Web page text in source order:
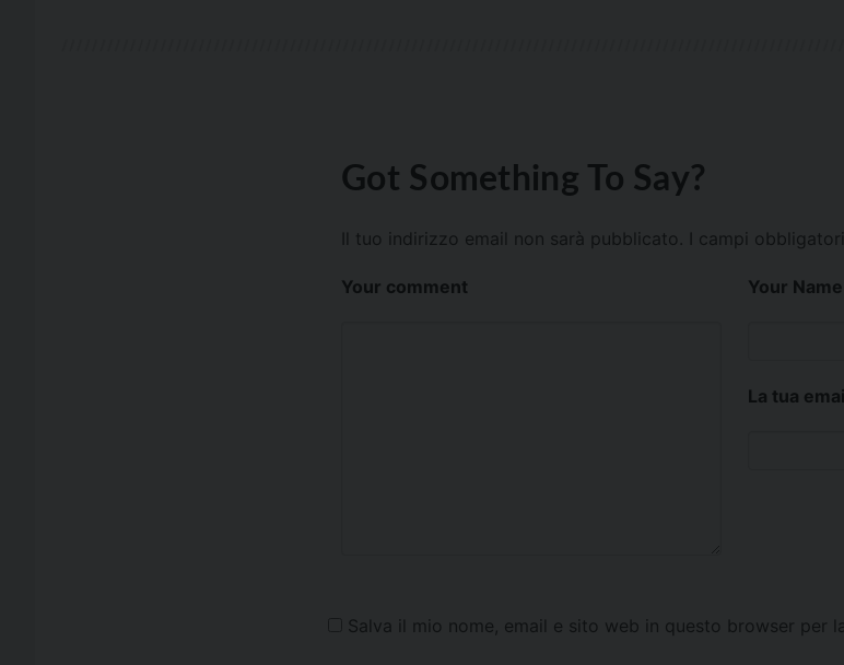
Got Something To Say?
Il tuo indirizzo email non sarà pubblicato. I campi
Your comment Your Name
La tua
Salva il mio nome, email e sito web in questo browser per